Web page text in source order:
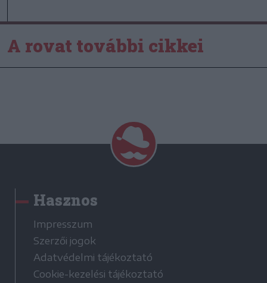
A rovat további cikkei
Hasznos
Impresszum
Szerzői jogok
Adatvédelmi tájékoztató
Cookie-kezelési tájékoztató